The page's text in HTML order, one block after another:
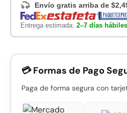
Envío gratis arriba de
Entrega estimada: 2–7 días hábiles
💳 Formas de Pago
Paga de forma segura con